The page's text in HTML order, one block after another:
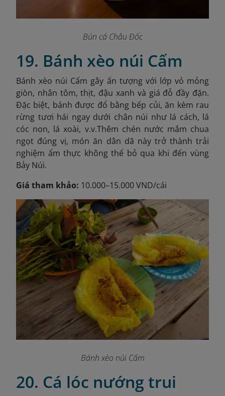
Bún cá Châu Đốc
19. Bánh xèo núi Cấm
Bánh xèo núi Cấm gây ấn tượng với lớp vỏ mỏng
giòn, nhân tôm, thịt, đậu xanh và giá đỗ đầy đặn.
Đặc biệt, bánh được đổ bằng bếp củi, ăn kèm rau
rừng tươi hái ngay dưới chân núi như lá cách, lá
cóc non, lá xoài, v.v.Thêm chén nước mắm chua
ngọt đúng vị, món ăn dân dã này trở thành trải
nghiệm ẩm thực không thể bỏ qua khi đến vùng
Bảy Núi.
Giá tham khảo: 10.000–15.000 VND/cái
Bánh xèo núi Cấm
20. Cá lóc nướng trui